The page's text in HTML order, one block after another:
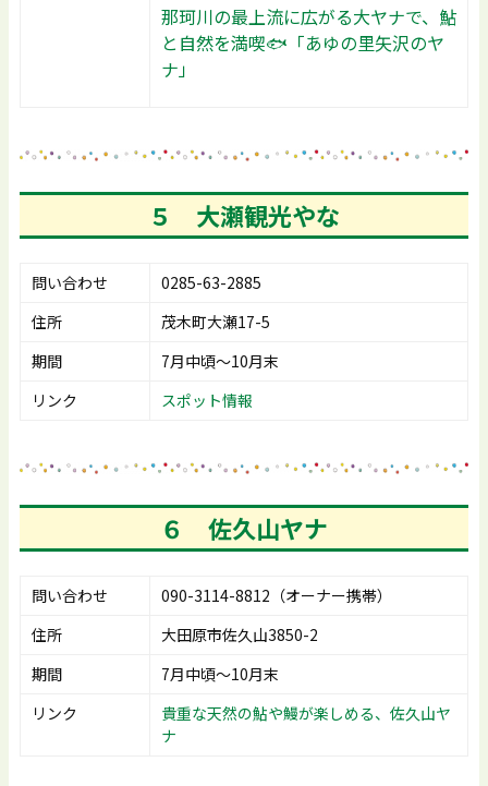
那珂川の最上流に広がる大ヤナで、鮎
と自然を満喫🐟「あゆの里矢沢のヤ
ナ」
５ 大瀬観光やな
問い合わせ
0285-63-2885
住所
茂木町大瀬17-5
期間
7月中頃～10月末
リンク
スポット情報
６ 佐久山ヤナ
問い合わせ
090-3114-8812（オーナー携帯）
住所
大田原市佐久山3850-2
期間
7月中頃～10月末
リンク
貴重な天然の鮎や鰻が楽しめる、佐久山ヤ
ナ